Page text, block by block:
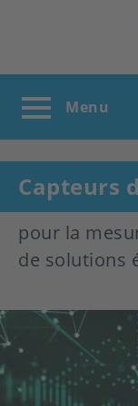
Capteurs
pour la
de solutions